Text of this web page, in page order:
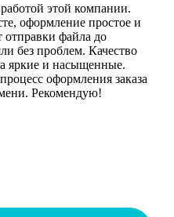
этой компании.
оформление простое и
отправки файла до
без проблем. Качество
яркие и насыщенные.
оформления заказа
Рекомендую!